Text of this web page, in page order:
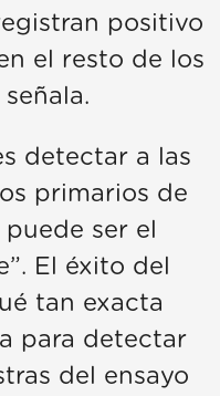
positivo
el resto de los
detectar a las
primarios de
ser el
El éxito del
tan exacta
para detectar
del ensayo